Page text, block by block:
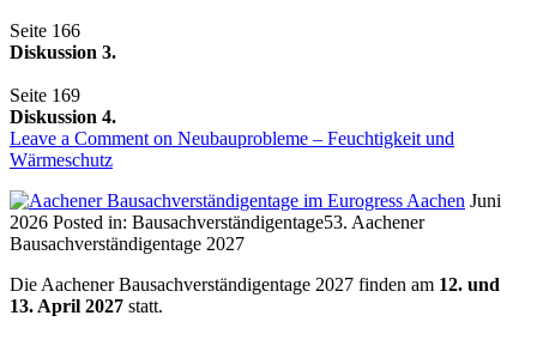
Seite 166
Diskussion 3.
Seite 169
Diskussion 4.
Leave a Comment on Neubauprobleme – Feuchtigkeit und
Wärmeschutz
Juni
2026 Posted in: Bausachverständigentage53. Aachener
Bausachverständigentage 2027
Die Aachener Bausachverständigentage 2027 finden am 12. und
13. April 2027 statt.